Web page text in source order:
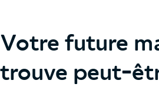
Votre future
trouve peut-